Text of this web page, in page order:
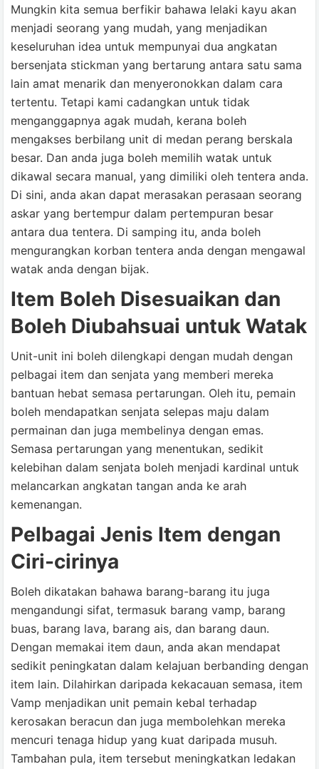
Mungkin kita semua berfikir bahawa lelaki kayu akan
menjadi seorang yang mudah, yang menjadikan
keseluruhan idea untuk mempunyai dua angkatan
bersenjata stickman yang bertarung antara satu sama
lain amat menarik dan menyeronokkan dalam cara
tertentu. Tetapi kami cadangkan untuk tidak
menganggapnya agak mudah, kerana boleh
mengakses berbilang unit di medan perang berskala
besar. Dan anda juga boleh memilih watak untuk
dikawal secara manual, yang dimiliki oleh tentera anda.
Di sini, anda akan dapat merasakan perasaan seorang
askar yang bertempur dalam pertempuran besar
antara dua tentera. Di samping itu, anda boleh
mengurangkan korban tentera anda dengan mengawal
watak anda dengan bijak.
Item Boleh Disesuaikan dan
Boleh Diubahsuai untuk Watak
Unit-unit ini boleh dilengkapi dengan mudah dengan
pelbagai item dan senjata yang memberi mereka
bantuan hebat semasa pertarungan. Oleh itu, pemain
boleh mendapatkan senjata selepas maju dalam
permainan dan juga membelinya dengan emas.
Semasa pertarungan yang menentukan, sedikit
kelebihan dalam senjata boleh menjadi kardinal untuk
melancarkan angkatan tangan anda ke arah
kemenangan.
Pelbagai Jenis Item dengan
Ciri-cirinya
Boleh dikatakan bahawa barang-barang itu juga
mengandungi sifat, termasuk barang vamp, barang
buas, barang lava, barang ais, dan barang daun.
Dengan memakai item daun, anda akan mendapat
sedikit peningkatan dalam kelajuan berbanding dengan
item lain. Dilahirkan daripada kekacauan semasa, item
Vamp menjadikan unit pemain kebal terhadap
kerosakan beracun dan juga membolehkan mereka
mencuri tenaga hidup yang kuat daripada musuh.
Tambahan pula, item tersebut meningkatkan ledakan